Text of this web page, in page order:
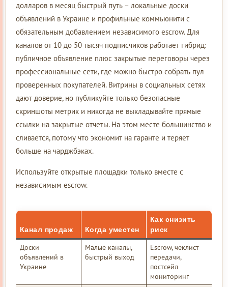
долларов в месяц быстрый путь – локальные доски
объявлений в Украине и профильные коммьюнити с
обязательным добавлением независимого escrow. Для
каналов от 10 до 50 тысяч подписчиков работает гибрид:
публичное объявление плюс закрытые переговоры через
профессиональные сети, где можно быстро собрать пул
проверенных покупателей. Витрины в социальных сетях
дают доверие, но публикуйте только безопасные
скриншоты метрик и никогда не выкладывайте прямые
ссылки на закрытые отчеты. На этом месте большинство и
сливается, потому что экономит на гаранте и теряет
больше на чарджбэках.
Используйте открытые площадки только вместе с
независимым escrow.
Канал продаж Когда уместен
Как снизить
риск
Доски
объявлений в
Украине
Малые каналы,
быстрый выход
Escrow, чеклист
передачи,
постсейл
мониторинг